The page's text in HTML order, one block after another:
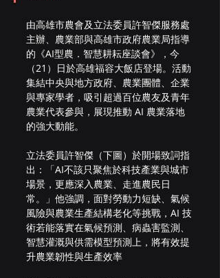
由高雄市農會及立法委員許智傑服務處
主辦、農業部與高雄市政府農業局指導
的《AI型農．智慧耕耘座談會》，今
（21）日於高雄福容大飯店登場。活動
集結中央與地方政府、農業團體、企業
與專家學者，吸引超過百位農友及青年
農業代表參與，展現推動 AI 農業落地
的強大動能。
立法委員許智傑（下圖）於開場致詞指
出：「AI不該只聚焦於科技產業與城市
場景，更應深入農業、走進農民日
常。」他強調，面對勞動力短缺、氣候
風險與農業生產結構老化等挑戰，AI 技
術若能落實在氣候預測、病蟲害監測、
智慧灌溉與供需模型預測上，將有效提
升農業韌性與生產效率